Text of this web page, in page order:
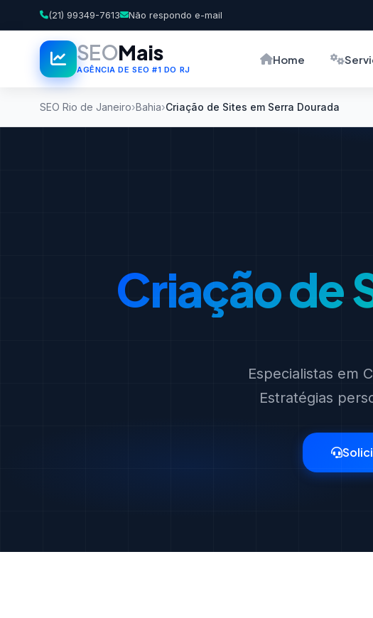
(21) 99349-7613 Não respondo e-mail
SEOMais
AGÊNCIA DE SEO #1 DO RJ
Home
SEO Rio de Janeiro Bahia Criação de Sites em Serra Dourada
Criação de
Especialistas em
Estratégias